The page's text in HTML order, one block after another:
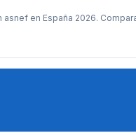
en España 2026.